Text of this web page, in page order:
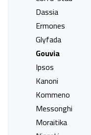
Dassia
Ermones
Glyfada
Gouvia
Ipsos
Kanoni
Kommeno
Messonghi
Moraitika
Corfu, Gouvia
17 sep. - 23 sep.
Vanafprijs p.p.
€ 745,00